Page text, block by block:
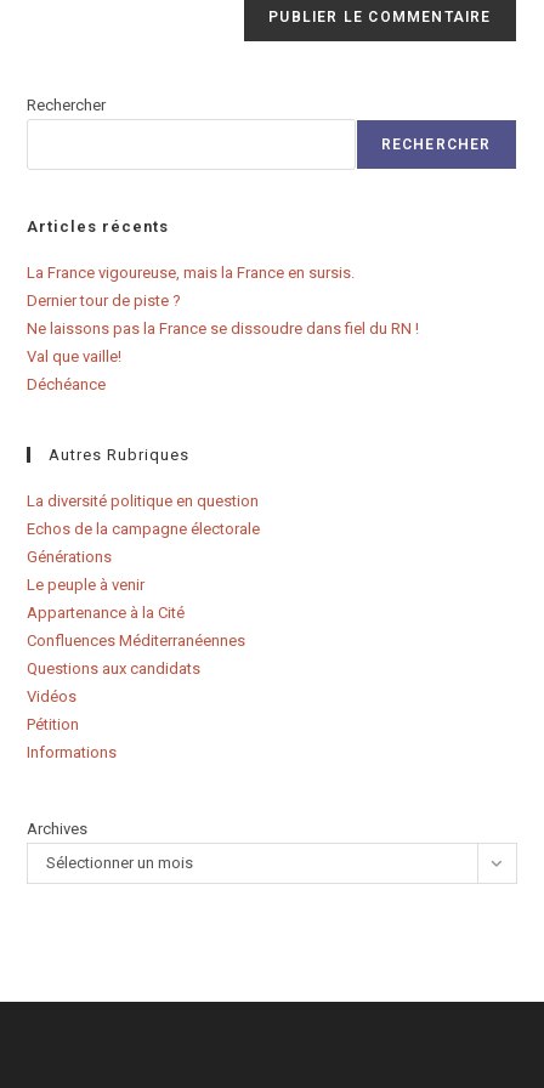
Rechercher
RECHERCHER
Articles récents
La France vigoureuse, mais la France en sursis.
Dernier tour de piste ?
Ne laissons pas la France se dissoudre dans fiel du RN !
Val que vaille!
Déchéance
Autres Rubriques
La diversité politique en question
Echos de la campagne électorale
Générations
Le peuple à venir
Appartenance à la Cité
Confluences Méditerranéennes
Questions aux candidats
Vidéos
Pétition
Informations
Archives
Sélectionner un mois